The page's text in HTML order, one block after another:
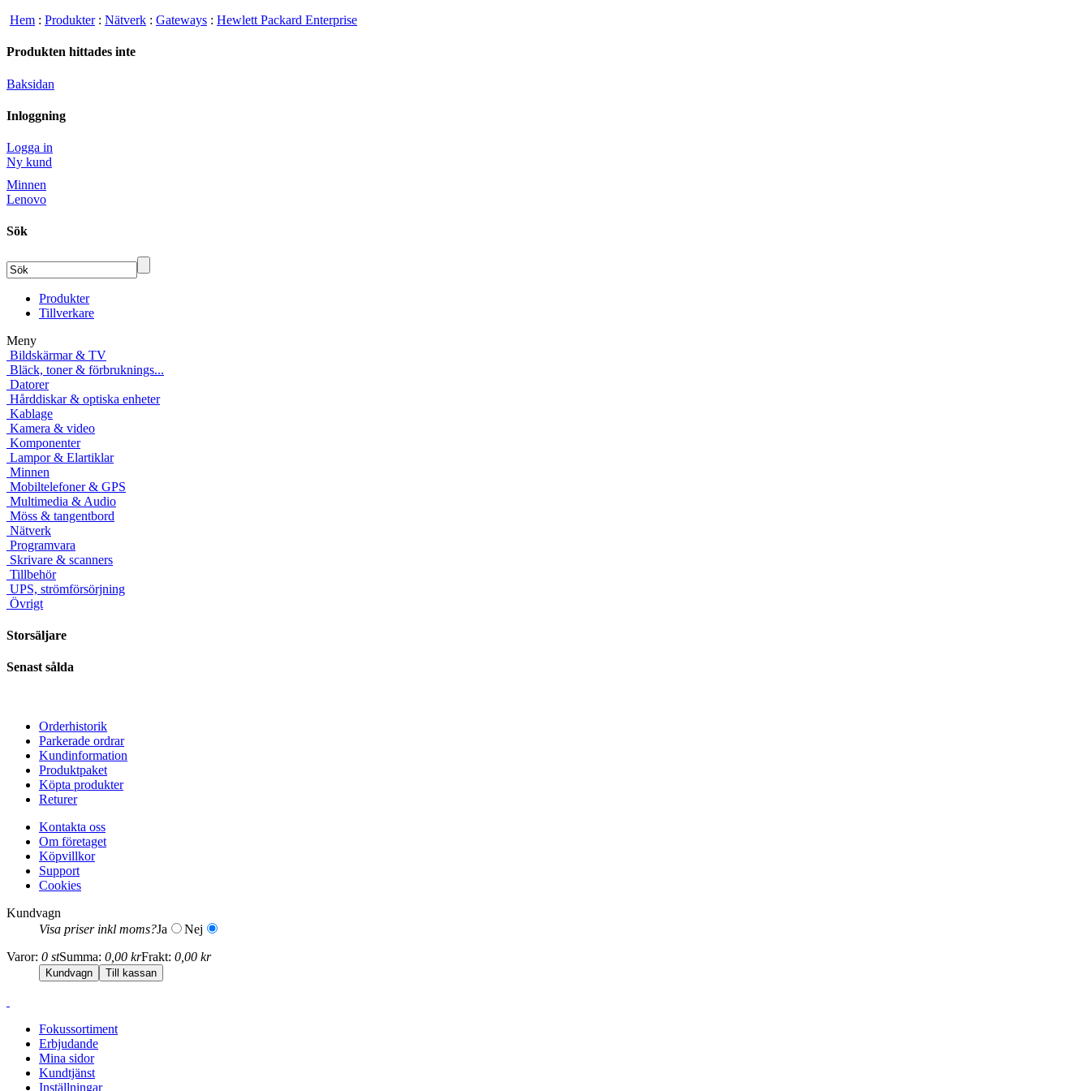
Hem : Produkter: Nätverk : Gateways : Hewlett Packard Enterprise
Produkten hittades inte
Baksidan
Inloggning
Logga in
Ny kund
Minnen
Lenovo
Sök
Produkter
Tillverkare
Meny
Bildskärmar & TV
Bläck, toner & förbruknings...
Datorer
Hårddiskar & optiska enheter
Kablage
Kamera & video
Komponenter
Lampor & Elartiklar
Minnen
Mobiltelefoner & GPS
Multimedia & Audio
Möss & tangentbord
Nätverk
Programvara
Skrivare & scanners
Tillbehör
UPS, strömförsörjning
Övrigt
Storsäljare
Senast sålda
Orderhistorik
Parkerade ordrar
Kundinformation
Produktpaket
Köpta produkter
Returer
Kontakta oss
Om företaget
Köpvillkor
Support
Cookies
Kundvagn
Visa priser inkl moms?Ja
Nej
Varor: 0 stSumma: 0,00 krFrakt: 0,00 kr
Fokussortiment
Erbjudande
Mina sidor
Kundtjänst
Inställningar